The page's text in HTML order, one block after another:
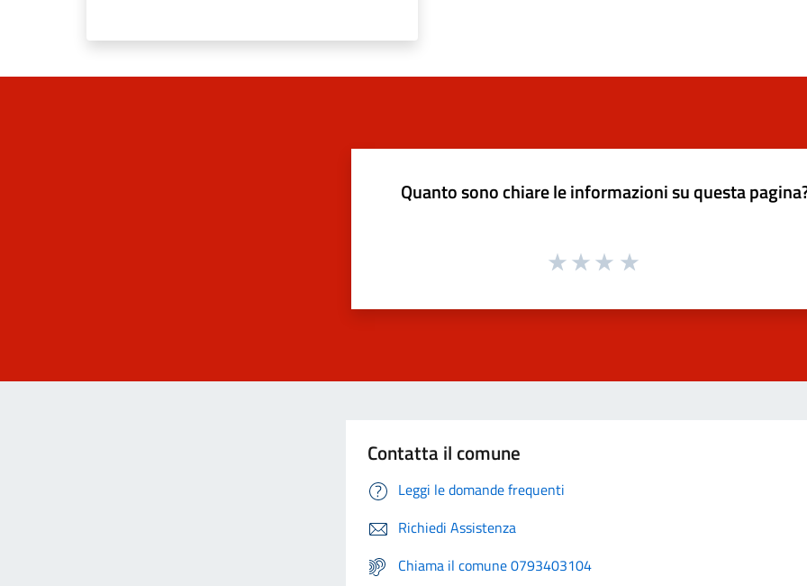
Quanto sono chiare le informazioni su questa
Contatta il comune
Leggi le domande frequenti
Richiedi Assistenza
Chiama il comune 0793403104